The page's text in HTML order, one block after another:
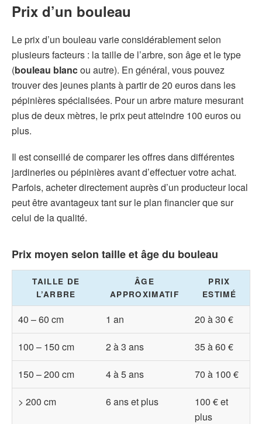
Prix d’un bouleau
Le prix d’un bouleau varie considérablement selon
plusieurs facteurs : la taille de l’arbre, son âge et le type
(bouleau blancou autre). En général, vous pouvez
trouver des jeunes plants à partir de 20 euros dans les
pépinières spécialisées. Pour un arbre mature mesurant
plus de deux mètres, le prix peut atteindre 100 euros ou
plus.
Il est conseillé de comparer les offres dans différentes
jardineries ou pépinières avant d’effectuer votre achat.
Parfois, acheter directement auprès d’un producteur local
peut être avantageux tant sur le plan financier que sur
celui de la qualité.
Prix moyen selon taille et âge du bouleau
TAILLE DE
L’ARBRE
ÂGE
APPROXIMATIF
PRIX
ESTIMÉ
40 – 60 cm 1 an 20 à 30 €
100 – 150 cm 2 à 3 ans 35 à 60 €
150 – 200 cm 4 à 5 ans 70 à 100 €
> 200 cm 6 ans et plus
100 € et
plus